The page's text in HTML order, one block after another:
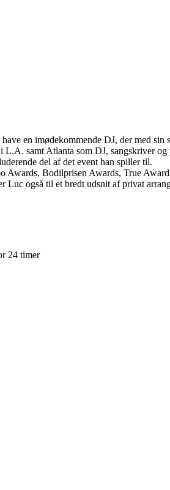
en imødekommende DJ, der med
samt Atlanta som DJ, sangskriver
del af det event han spiller til.
Awards, Bodilprisen Awards, True
også til et bredt udsnit af privat
24 timer